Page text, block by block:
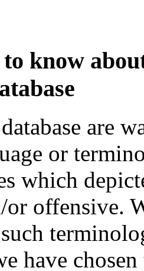
know
are
or
which
or offensive.
have